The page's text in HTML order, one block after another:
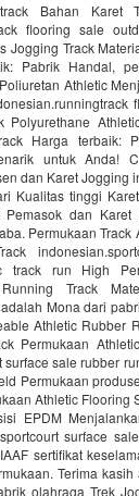
Bahan Karet
flooring sale
Jogging Track
Pabrik Handal,
Athletic
Polyurethane
Harga terbaik:
untuk Anda!
dan Karet Jogging
Kualitas tinggi
Pemasok dan
Permukaan Track
track run High
Track
Mona dari
Athletic Rubber
Permukaan
sale rubber
Permukaan
Athletic Flooring
EPDM
surface
sertifikat
Terima
olahraga Trek